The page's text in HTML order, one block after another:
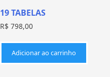
19 TABELAS
R$ 798,00
Adicionar ao carrinho